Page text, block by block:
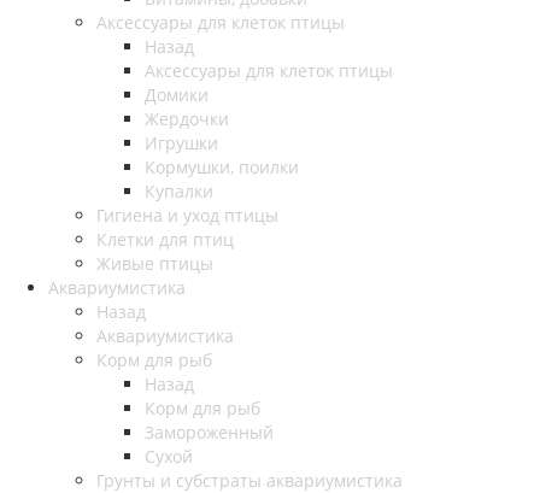
Аксессуары для клеток птицы
Назад
Аксессуары для клеток птицы
Домики
Жердочки
Игрушки
Кормушки, поилки
Купалки
Гигиена и уход птицы
Клетки для птиц
Живые птицы
Аквариумистика
Назад
Аквариумистика
Корм для рыб
Назад
Корм для рыб
Замороженный
Сухой
Грунты и субстраты аквариумистика